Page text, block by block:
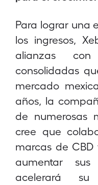
Para lograr una
los ingresos,
alianzas
consolidadas
mercado
años, la
de numerosas
cree que
marcas de CBD
aumentar
acelerará